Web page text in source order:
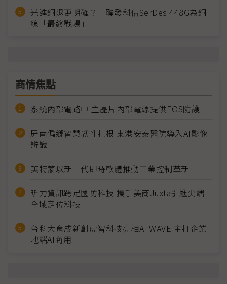
光進銅退更明確？ 聯發科估SerDes 448G為銅
線「最終戰場」
商情焦點
系統內部電路中 主晶片內部電源提供EOS防護
屏南偏鄉智慧韌性扎根 東港安泰醫院導入AI影像
辨識
英特蒙以新一代即時軟體推動工業控制革新
昕力資訊跨足國防科技 攜手美商Juxta引進尖端
全域定位科技
台科大育成新創虎智科技亮相AI WAVE 主打企業
地端AI商用